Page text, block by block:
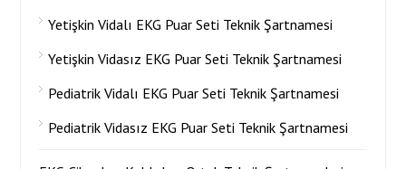
Yetişkin Vidalı EKG Puar Seti Teknik Şartnamesi
Yetişkin Vidasız EKG Puar Seti Teknik Şartnamesi
Pediatrik Vidalı EKG Puar Seti Teknik Şartnamesi
Pediatrik Vidasız EKG Puar Seti Teknik Şartnamesi